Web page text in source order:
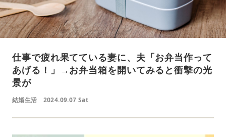
仕事で疲れ果てている妻に、夫「お弁当作って
あげる！」→お弁当箱を開いてみると衝撃の光
景が
結婚生活 2024.09.07 Sat